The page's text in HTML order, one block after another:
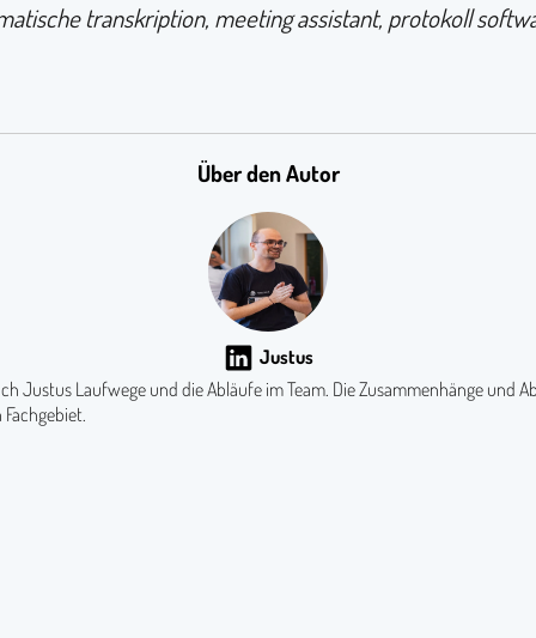
transkription, meeting assistant, protokoll
Über den Autor
Justus
Justus Laufwege und die Abläufe im Team. Die Zusammenhänge und